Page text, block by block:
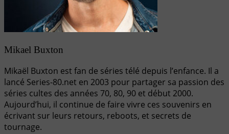
Mikael Buxton
Mikaël Buxton est fan de séries télé depuis l’enfance. Il a
lancé Series-80.net en 2003 pour partager sa passion des
séries cultes des années 70, 80, 90 et début 2000.
Aujourd’hui, il continue de faire vivre ces souvenirs en
écrivant sur leurs retours, reboots, et secrets de
tournage.